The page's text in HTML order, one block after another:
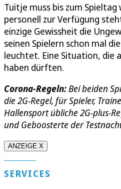
Tuitje muss bis zum
personell zur Verfügung
einzige Gewissheit die
seinen Spielern schon mal
leuchtet. Eine Situation, die
haben dürften.
Corona-Regeln:Bei beiden
die 2G-Regel, für Spieler,
Hallensport übliche 2G-plus-
und Geboosterte der
ANZEIGE X
SERVICES